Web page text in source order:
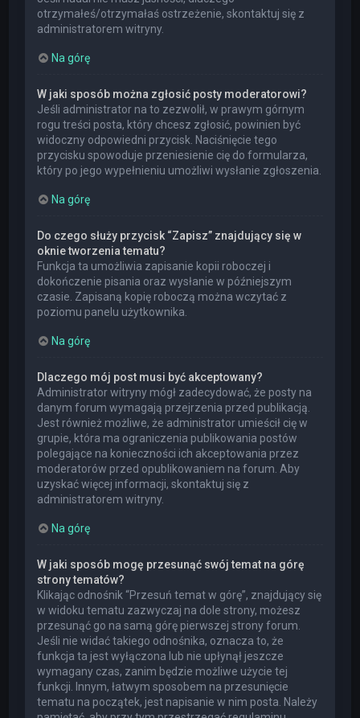
otrzymałeś/otrzymałaś ostrzeżenie, skontaktuj się z
administratorem witryny.
Na górę
W jaki sposób można zgłosić posty moderatorowi?
Jeśli administrator na to zezwolił, w prawym górnym
rogu treści posta, który chcesz zgłosić, powinien być
widoczny odpowiedni przycisk. Naciśnięcie tego
przycisku spowoduje przeniesienie cię do formularza,
który po jego wypełnieniu umożliwi wysłanie zgłoszenia.
Na górę
Do czego służy przycisk “Zapisz” znajdujący się w
oknie tworzenia tematu?
Funkcja ta umożliwia zapisanie kopii roboczej i
dokończenie pisania oraz wysłanie w późniejszym
czasie. Zapisaną kopię roboczą można wczytać z
poziomu panelu użytkownika.
Na górę
Dlaczego mój post musi być akceptowany?
Administrator witryny mógł zadecydować, że posty na
danym forum wymagają przejrzenia przed publikacją.
Jest również możliwe, że administrator umieścił cię w
grupie, która ma ograniczenia publikowania postów
polegające na konieczności ich akceptowania przez
moderatorów przed opublikowaniem na forum. Aby
uzyskać więcej informacji, skontaktuj się z
administratorem witryny.
Na górę
W jaki sposób mogę przesunąć swój temat na górę
strony tematów?
Klikając odnośnik “Przesuń temat w górę”, znajdujący się
w widoku tematu zazwyczaj na dole strony, możesz
przesunąć go na samą górę pierwszej strony forum.
Jeśli nie widać takiego odnośnika, oznacza to, że
funkcja ta jest wyłączona lub nie upłynął jeszcze
wymagany czas, zanim będzie możliwe użycie tej
funkcji. Innym, łatwym sposobem na przesunięcie
tematu na początek, jest napisanie w nim posta. Należy